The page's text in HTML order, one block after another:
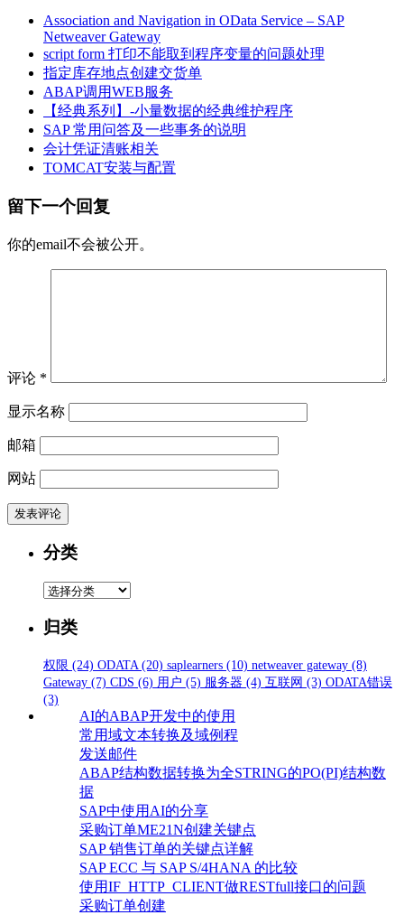
Association and Navigation in OData Service – SAP
Netweaver Gateway
script form 打印不能取到程序变量的问题处理
指定库存地点创建交货单
ABAP调用WEB服务
【经典系列】-小量数据的经典维护程序
SAP 常用问答及一些事务的说明
会计凭证清账相关
TOMCAT安装与配置
留下一个回复
你的email不会被公开。
评论 *
显示名称
邮箱
网站
分类
分
归类
权限 (24) ODATA (20) saplearners (10) netweaver gateway (8)
Gateway (7) CDS (6) 用户 (5) 服务器 (4) 互联网 (3) ODATA错误
(3)
AI的ABAP开发中的使用
常用域文本转换及域例程
发送邮件
ABAP结构数据转换为全STRING的PO(PI)结构数
据
SAP中使用AI的分享
采购订单ME21N创建关键点
SAP 销售订单的关键点详解
SAP ECC 与 SAP S/4HANA 的比较
使用IF_HTTP_CLIENT做RESTfull接口的问题
采购订单创建